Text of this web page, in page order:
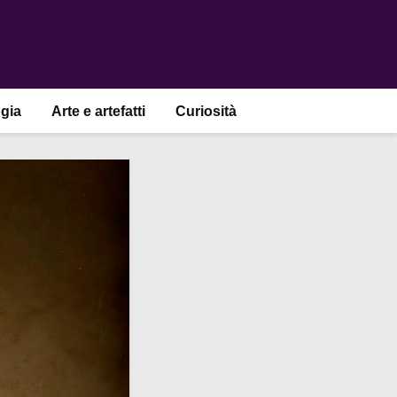
Arte e artefatti Curiosità